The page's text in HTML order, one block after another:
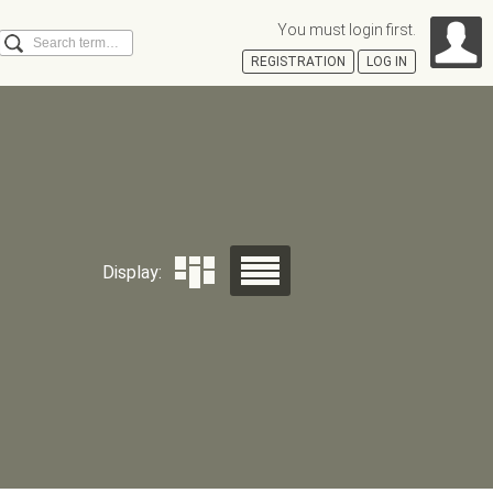
Display:
Search You must login first.
REGISTRATION LOG IN